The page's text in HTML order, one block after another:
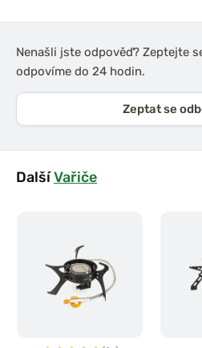
Nenašli jste odpověď? Zeptejte
odpovíme do 24 hodin.
Zeptat se
DalšíVařiče